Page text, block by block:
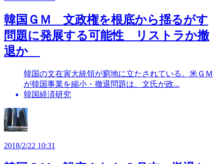
韓国ＧＭ 文政権を根底から揺るがす
問題に発展する可能性 リストラか撤
退か
韓国の文在寅大統領が窮地に立たされている。米ＧＭ
が韓国事業を縮小・撤退問題は、文氏が政...
韓国経済研究
2018/2/22 10:31